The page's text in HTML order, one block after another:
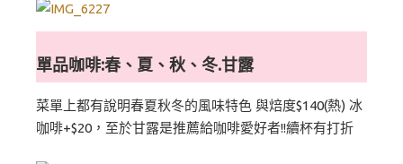
單品咖啡:春、夏、秋、冬.甘露
菜單上都有說明春夏秋冬的風味特色 與焙度$140(熱) 冰
咖啡+$20，至於甘露是推薦給咖啡愛好者!!續杯有打折